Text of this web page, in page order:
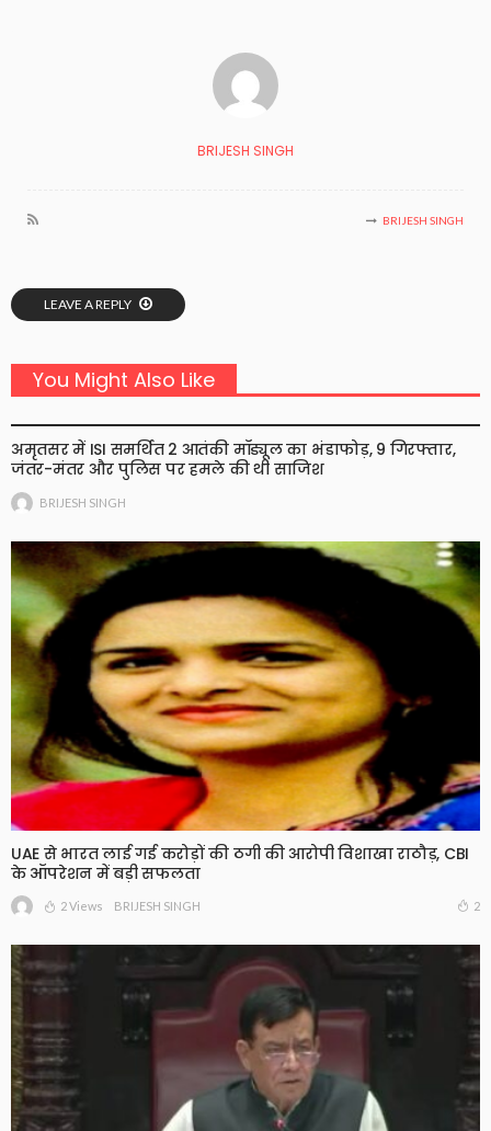
BRIJESH SINGH
BRIJESH SINGH
LEAVE A REPLY
You Might Also Like
अमृतसर में ISI समर्थित 2 आतंकी मॉड्यूल का भंडाफोड़, 9 गिरफ्तार,
जंतर-मंतर और पुलिस पर हमले की थी साजिश
BRIJESH SINGH
UAE से भारत लाई गई करोड़ों की ठगी की आरोपी विशाखा राठौड़, CBI
के ऑपरेशन में बड़ी सफलता
2 Views BRIJESH SINGH 2